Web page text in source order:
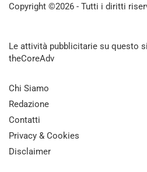
Copyright ©2026 - Tutti i diritti
Le attività pubblicitarie su questo
theCoreAdv
Chi Siamo
Redazione
Contatti
Privacy & Cookies
Disclaimer